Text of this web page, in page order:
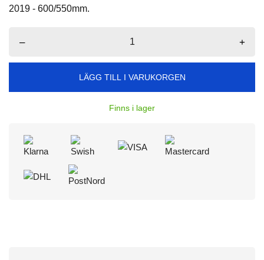
2019 - 600/550mm.
– +
LÄGG TILL I VARUKORGEN
Finns i lager